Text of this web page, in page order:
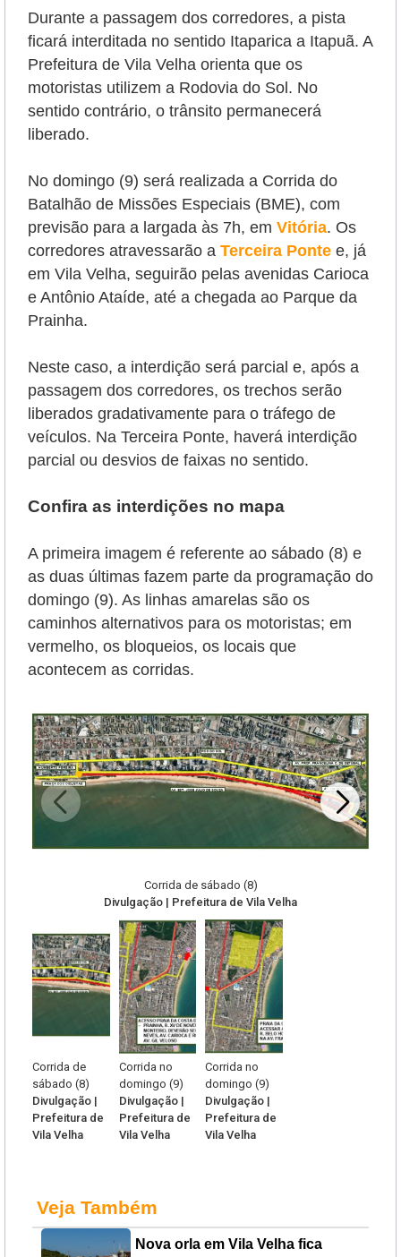
Durante a passagem dos corredores, a pista
ficará interditada no sentido Itaparica a Itapuã. A
Prefeitura de Vila Velha orienta que os
motoristas utilizem a Rodovia do Sol. No
sentido contrário, o trânsito permanecerá
liberado.
No domingo (9) será realizada a Corrida do
Batalhão de Missões Especiais (BME), com
previsão para a largada às 7h, em Vitória. Os
corredores atravessarão a Terceira Ponte e, já
em Vila Velha, seguirão pelas avenidas Carioca
e Antônio Ataíde, até a chegada ao Parque da
Prainha.
Neste caso, a interdição será parcial e, após a
passagem dos corredores, os trechos serão
liberados gradativamente para o tráfego de
veículos. Na Terceira Ponte, haverá interdição
parcial ou desvios de faixas no sentido.
Confira as interdições no mapa
A primeira imagem é referente ao sábado (8) e
as duas últimas fazem parte da programação do
domingo (9). As linhas amarelas são os
caminhos alternativos para os motoristas; em
vermelho, os bloqueios, os locais que
acontecem as corridas.
Corrida de sábado (8)
Divulgação | Prefeitura de Vila Velha
Corrida de
sábado (8)
Divulgação |
Prefeitura de
Vila Velha
Corrida no
domingo (9)
Divulgação |
Prefeitura de
Vila Velha
Corrida no
domingo (9)
Divulgação |
Prefeitura de
Vila Velha
Veja Também
Nova orla em Vila Velha fica